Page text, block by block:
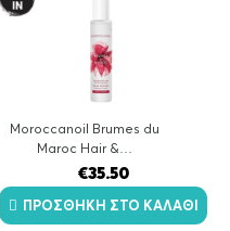
Moroccanoil Brumes du
Maroc Hair &…
€35.50
ΠΡΟΣΘΉΚΗ ΣΤΟ ΚΑΛΆΘΙ